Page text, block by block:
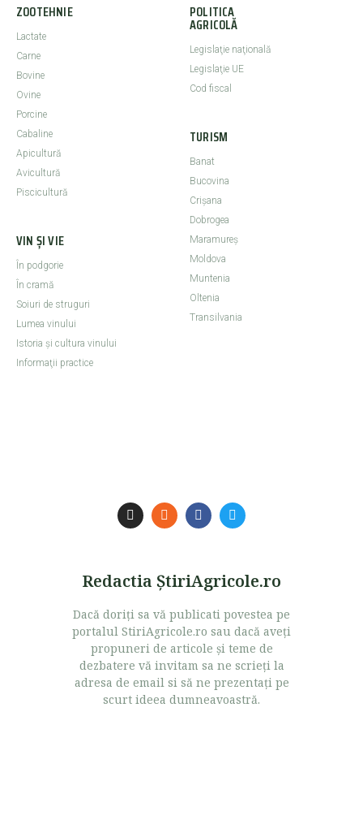
ZOOTEHNIE
Lactate
Carne
Bovine
Ovine
Porcine
Cabaline
Apicultură
Avicultură
Piscicultură
VIN ȘI VIE
În podgorie
În cramă
Soiuri de struguri
Lumea vinului
Istoria şi cultura vinului
Informaţii practice
POLITICA
AGRICOLĂ
Legislaţie naţională
Legislaţie UE
Cod fiscal
TURISM
Banat
Bucovina
Crişana
Dobrogea
Maramureş
Moldova
Muntenia
Oltenia
Transilvania
Redactia ŞtiriAgricole.ro
Dacă doriţi sa vă publicati povestea pe
portalul StiriAgricole.ro sau dacă aveţi
propuneri de articole şi teme de
dezbatere vă invitam sa ne scrieţi la
adresa de email si să ne prezentaţi pe
scurt ideea dumneavoastră.